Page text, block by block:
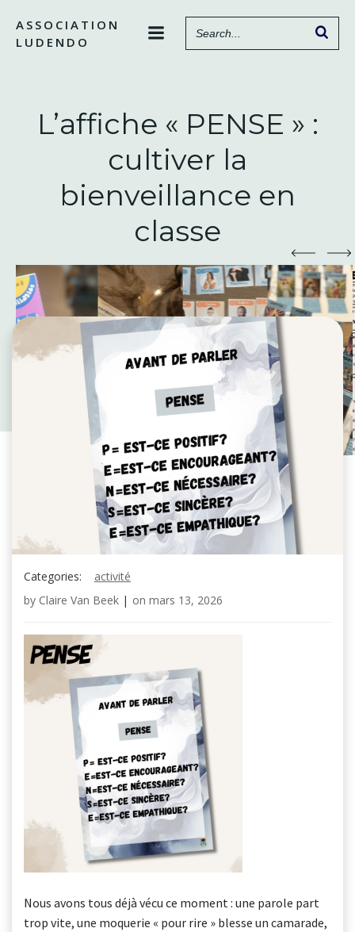
contenu
ASSOCIATION
LUDENDO
L’affiche « PENSE » :
cultiver la
bienveillance en
classe
Categories:
activité
by Claire Van Beek | on mars 13, 2026
Nous avons tous déjà vécu ce moment : une parole part
trop vite, une moquerie « pour rire » blesse un camarade,